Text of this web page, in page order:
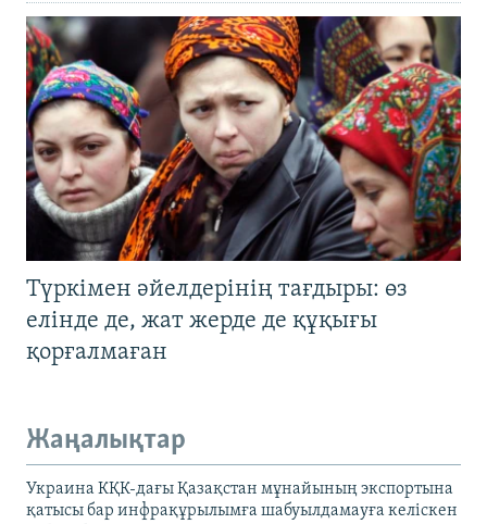
Түркімен әйелдерінің тағдыры: өз
елінде де, жат жерде де құқығы
қорғалмаған
Жаңалықтар
Украина КҚК-дағы Қазақстан мұнайының экспортына
қатысы бар инфрақұрылымға шабуылдамауға келіскен